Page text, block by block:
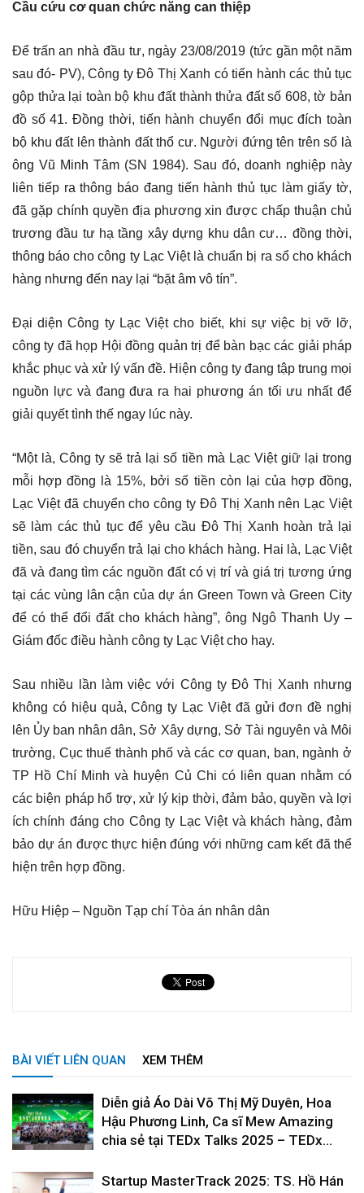
Cầu cứu cơ quan chức năng can thiệp
Để trấn an nhà đầu tư, ngày 23/08/2019 (tức gần một năm
sau đó- PV), Công ty Đô Thị Xanh có tiến hành các thủ tục
gộp thửa lại toàn bộ khu đất thành thửa đất số 608, tờ bản
đồ số 41. Đồng thời, tiến hành chuyển đổi mục đích toàn
bộ khu đất lên thành đất thổ cư. Người đứng tên trên sổ là
ông Vũ Minh Tâm (SN 1984). Sau đó, doanh nghiệp này
liên tiếp ra thông báo đang tiến hành thủ tục làm giấy tờ,
đã gặp chính quyền địa phương xin được chấp thuận chủ
trương đầu tư hạ tầng xây dựng khu dân cư… đồng thời,
thông báo cho công ty Lạc Việt là chuẩn bị ra sổ cho khách
hàng nhưng đến nay lại “bặt âm vô tín”.
Đại diện Công ty Lạc Việt cho biết, khi sự việc bị vỡ lỡ,
công ty đã họp Hội đồng quản trị để bàn bạc các giải pháp
khắc phục và xử lý vấn đề. Hiện công ty đang tập trung mọi
nguồn lực và đang đưa ra hai phương án tối ưu nhất để
giải quyết tình thế ngay lúc này.
“Một là, Công ty sẽ trả lại số tiền mà Lạc Việt giữ lại trong
mỗi hợp đồng là 15%, bởi số tiền còn lại của hợp đồng,
Lạc Việt đã chuyển cho công ty Đô Thị Xanh nên Lạc Việt
sẽ làm các thủ tục để yêu cầu Đô Thị Xanh hoàn trả lại
tiền, sau đó chuyển trả lại cho khách hàng. Hai là, Lạc Việt
đã và đang tìm các nguồn đất có vị trí và giá trị tương ứng
tại các vùng lân cận của dự án Green Town và Green City
để có thể đổi đất cho khách hàng”, ông Ngô Thanh Uy –
Giám đốc điều hành công ty Lạc Việt cho hay.
Sau nhiều lần làm việc với Công ty Đô Thị Xanh nhưng
không có hiệu quả, Công ty Lạc Việt đã gửi đơn đề nghị
lên Ủy ban nhân dân, Sở Xây dựng, Sở Tài nguyên và Môi
trường, Cục thuế thành phố và các cơ quan, ban, ngành ở
TP Hồ Chí Minh và huyện Củ Chi có liên quan nhằm có
các biện pháp hổ trợ, xử lý kịp thời, đảm bảo, quyền và lợi
ích chính đáng cho Công ty Lạc Việt và khách hàng, đảm
bảo dự án được thực hiện đúng với những cam kết đã thể
hiện trên hợp đồng.
Hữu Hiệp – Nguồn Tạp chí Tòa án nhân dân
BÀI VIẾT LIÊN QUAN XEM THÊM
Diễn giả Áo Dài Võ Thị Mỹ Duyên, Hoa
Hậu Phương Linh, Ca sĩ Mew Amazing
chia sẻ tại TEDx Talks 2025 – TEDx...
Startup MasterTrack 2025: TS. Hồ Hán